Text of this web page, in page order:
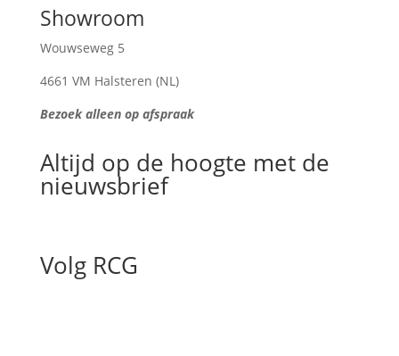
Showroom
Wouwseweg 5
4661 VM Halsteren (NL)
Bezoek alleen op afspraak
Altijd op de hoogte met de
nieuwsbrief
Volg RCG